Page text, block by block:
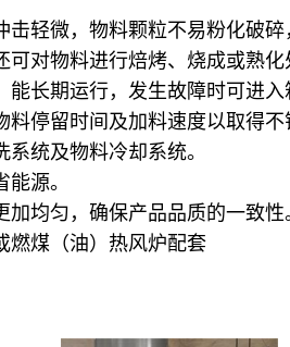
击轻微，物料颗粒不易粉化破
可对物料进行焙烤、烧成或熟化
能长期运行，发生故障时可进入
料停留时间及加料速度以取得不
系统及物料冷却系统。
源。
加均匀，确保产品品质的一致性
燃煤（油）热风炉配套